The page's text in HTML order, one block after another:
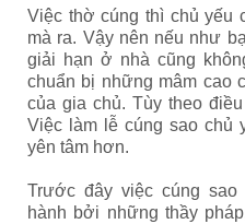
Việc thờ cúng thì chủ yếu
mà ra. Vậy nên nếu như
giải hạn ở nhà cũng
chuẩn bị những mâm cao
của gia chủ. Tùy theo
Việc làm lễ cúng sao chủ
yên tâm hơn.
Trước đây việc cúng
hành bởi những thầy